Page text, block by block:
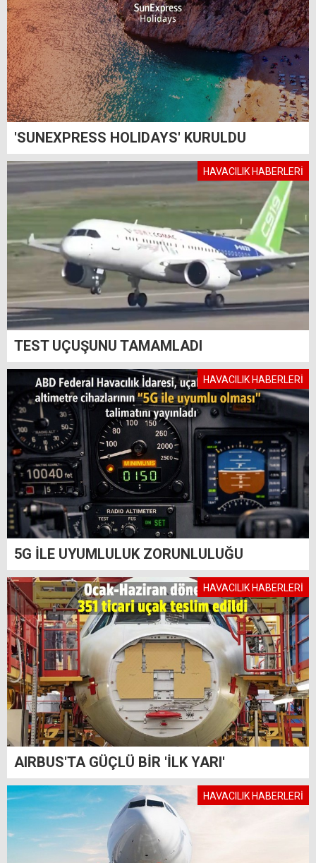
'SUNEXPRESS HOLIDAYS' KURULDU
HAVACILIK HABERLERİ
TEST UÇUŞUNU TAMAMLADI
HAVACILIK HABERLERİ
5G İLE UYUMLULUK ZORUNLULUĞU
HAVACILIK HABERLERİ
AIRBUS'TA GÜÇLÜ BİR 'İLK YARI'
HAVACILIK HABERLERİ